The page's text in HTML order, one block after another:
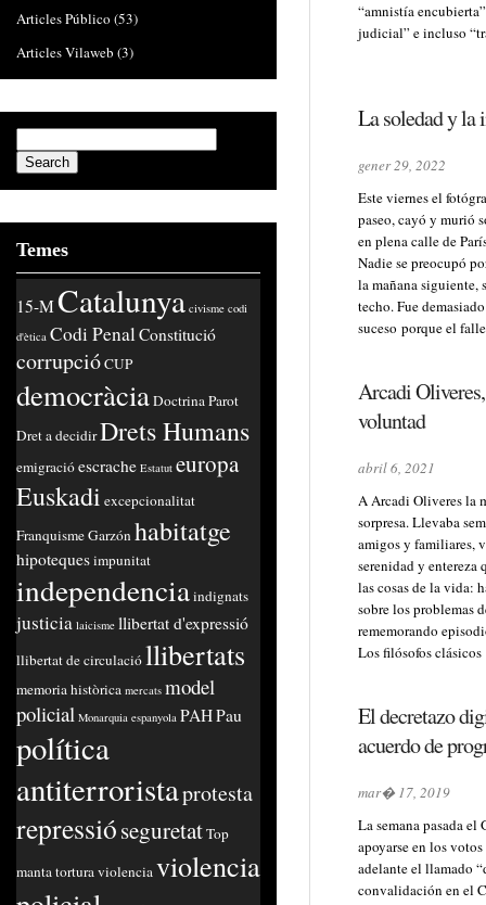
“amnistía
judicial” e incluso
La soledad y la
gener 29, 2022
Este viernes el
paseo, cayó y murió
en plena calle de
Nadie se preocupó
la mañana siguiente,
techo. Fue
suceso porque el
Arcadi
voluntad
abril 6, 2021
A Arcadi Oliveres la
sorpresa. Llevaba
amigos y familiares,
serenidad y entereza
las cosas de la vida:
sobre los problemas
rememorando
Los filósofos
El decretazo
acuerdo de
mar� 17, 2019
La semana pasada
apoyarse en los
adelante el llamado
convalidación en el
Articles Público (53)
Articles Vilaweb (3)
Temes
15-MCatalunya civisme codi
d'ètica Codi PenalConstitució
corrupcióCUP
democràciaDoctrina Parot
Dret a decidirDrets Humans
emigracióescrache Estatut europa
Euskadi excepcionalitat
FranquismeGarzónhabitatge
hipotequesimpunitat
independenciaindignats
justicia laicisme llibertat d'expressió
llibertat de circulacióllibertats
memoria històrica mercats model
policial Monarquia espanyola PAHPau
política
antiterroristaprotesta
repressióseguretatTop
mantatorturaviolenciaviolencia